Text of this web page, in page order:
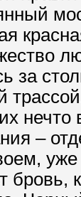
за
нечто
–
уже